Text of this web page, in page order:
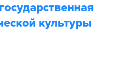
культуры